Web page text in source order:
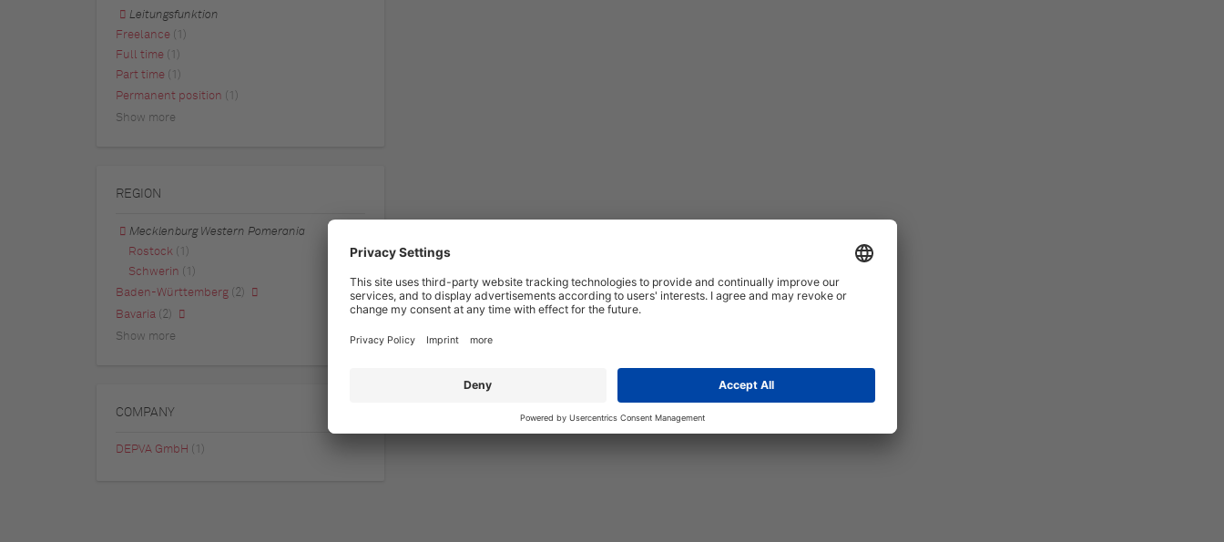
Leitungsfunktion
Freelance (1)
Full time
(1)
Part time
(1)
Permanent position (1)
Show more
REGION
Mecklenburg Western Pomerania
Rostock (1)
Schwerin
(1)
Baden-Württemberg
(2)
Bavaria (2)
Show more
COMPANY
DEPVA GmbH (1)